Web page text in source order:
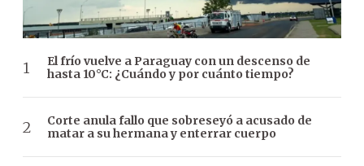
El frío vuelve a Paraguay con un descenso de
hasta 10°C: ¿Cuándo y por cuánto tiempo?
Corte anula fallo que sobreseyó a acusado de
matar a su hermana y enterrar cuerpo